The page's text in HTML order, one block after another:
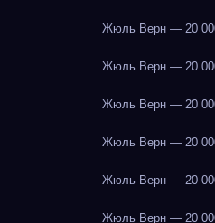
Жюль Верн — 20
Жюль Верн — 20
Жюль Верн — 20
Жюль Верн — 20
Жюль Верн — 20
Жюль Верн — 20